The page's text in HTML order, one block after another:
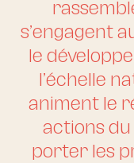
s’engagent
le
l’échelle
animent le
actions
porter les